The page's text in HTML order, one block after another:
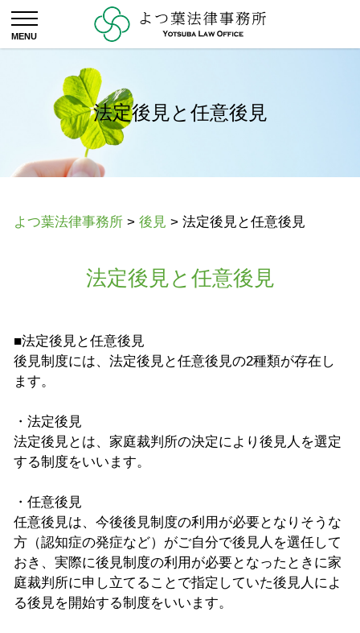
法定後見と任意後見
よつ葉法律事務所 > 後見 > 法定後見と任意後見
法定後見と任意後見
■法定後見と任意後見
後見制度には、法定後見と任意後見の2種類が存在し
ます。
・法定後見
法定後見とは、家庭裁判所の決定により後見人を選定
する制度をいいます。
・任意後見
任意後見は、今後後見制度の利用が必要となりそうな
方（認知症の発症など）がご自分で後見人を選任して
おき、実際に後見制度の利用が必要となったときに家
庭裁判所に申し立てることで指定していた後見人によ
る後見を開始する制度をいいます。